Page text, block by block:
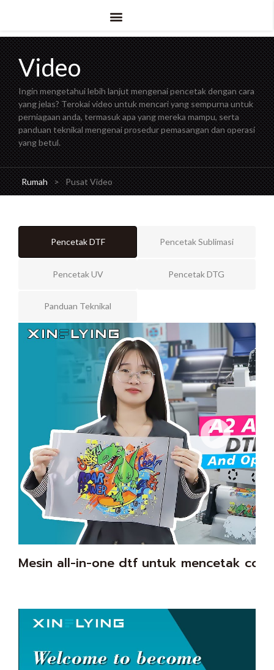
Video
Ingin mengetahui lebih lanjut mengenai pencetak dengan cara
yang jelas? Terokai video untuk mencari yang sempurna untuk
perniagaan anda, termasuk apa yang mereka mampu, serta
panduan teknikal mengenai prosedur pemasangan dan operasi
yang betul.
Rumah > Pusat Video
Pencetak DTF Pencetak Sublimasi
Pencetak UV Pencetak DTG
Panduan Teknikal
Mesin all-in-one dtf untuk mencetak